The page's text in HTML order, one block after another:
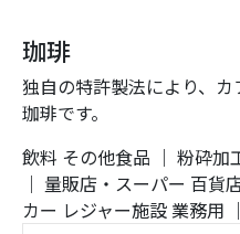
珈琲
独自の特許製法により、
珈琲です。
飲料 その他食品 ｜ 粉砕加
｜ 量販店・スーパー 百貨
カー レジャー施設業務用 ｜